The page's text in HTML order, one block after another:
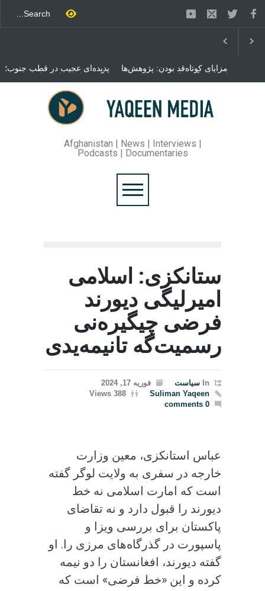
پدیده‌ای عجیب در قطب جنوب؛
پنگوئنی که هزاران بار در روز
می‌خوابد
مزایای کوتاه‌قد بودن: پژوهش‌ها
از فواید آن برای سلامتی
می‌گویند
محمدباقر قالیباف، رئیس
مجلس ایران، با انتقاد تند از
سیاست‌های دونالد ترمپ اعلام
کرد که واشنگتن تلاش دارد با
روند گفتگوها را از مسیر
مذاکره به سمت تسلیم سوق
دهد.
Afghanistan | News | Interviews |
Podcasts | Documentaries
ستانکزی: اسلامی
امیرلیگی دیورند
فرضی چیگیره‌نی
رسمیت‌گه تانیمه‌یدی
In سیاست
فوریه 17, 2024
Suliman Yaqeen
388 Views
0 comments
عباس استانکزی، معین وزارت
خارجه در سفری به ولایت لوگر گفته
است که امارت اسلامی نه خط
دیورند را قبول دارد و نه تقاضای
پاکستان برای بررسی ویزا و
پاسپورت در گذرگاه‌های مرزی را. ‏او
گفته دیورند، افغانستان را دو نیمه
کرده و این «خط فرضی» است که